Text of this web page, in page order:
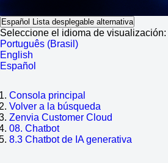
Español Lista desplegable alternativa
Seleccione el idioma de visualización:
Português (Brasil)
English
Español
Consola principal
Volver a la búsqueda
Zenvia Customer Cloud
08. Chatbot
8.3 Chatbot de IA generativa